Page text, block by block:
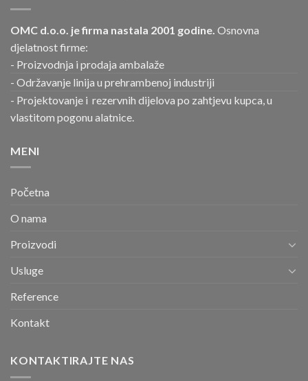
OMC d.o.o. je firma nastala 2001 godine. Osnovna
djelatnost firme:
- Proizvodnja i prodaja ambalaže
- Održavanje linija u prehrambenoj industriji
- Projektovanje i rezervnih dijelova po zahtjevu kupca, u
vlastitom pogonu alatnice.
MENI
Početna
O nama
Proizvodi
Usluge
Reference
Kontakt
KONTAKTIRAJTE NAS